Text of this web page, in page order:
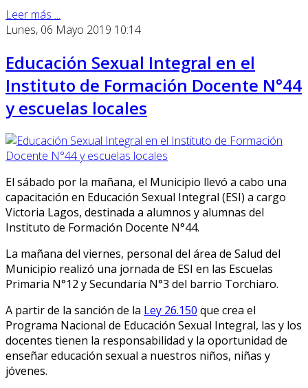
Leer más ...
Lunes, 06 Mayo 2019 10:14
Educación Sexual Integral en el
Instituto de Formación Docente N°44
y escuelas locales
El sábado por la mañana, el Municipio llevó a cabo una
capacitación en Educación Sexual Integral (ESI) a cargo
Victoria Lagos, destinada a alumnos y alumnas del
Instituto de Formación Docente N°44.
La mañana del viernes, personal del área de Salud del
Municipio realizó una jornada de ESI en las Escuelas
Primaria N°12 y Secundaria N°3 del barrio Torchiaro.
A partir de la sanción de la Ley 26.150 que crea el
Programa Nacional de Educación Sexual Integral, las y los
docentes tienen la responsabilidad y la oportunidad de
enseñar educación sexual a nuestros niños, niñas y
jóvenes.